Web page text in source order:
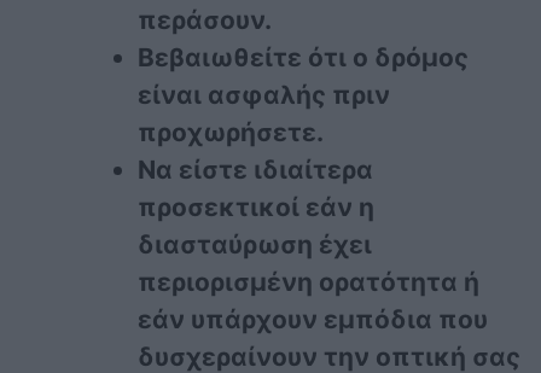
περάσουν.
Βεβαιωθείτε ότι ο δρόμος
είναι ασφαλής πριν
προχωρήσετε.
Να είστε ιδιαίτερα
προσεκτικοί εάν η
διασταύρωση έχει
περιορισμένη ορατότητα ή
εάν υπάρχουν εμπόδια που
δυσχεραίνουν την οπτική σας